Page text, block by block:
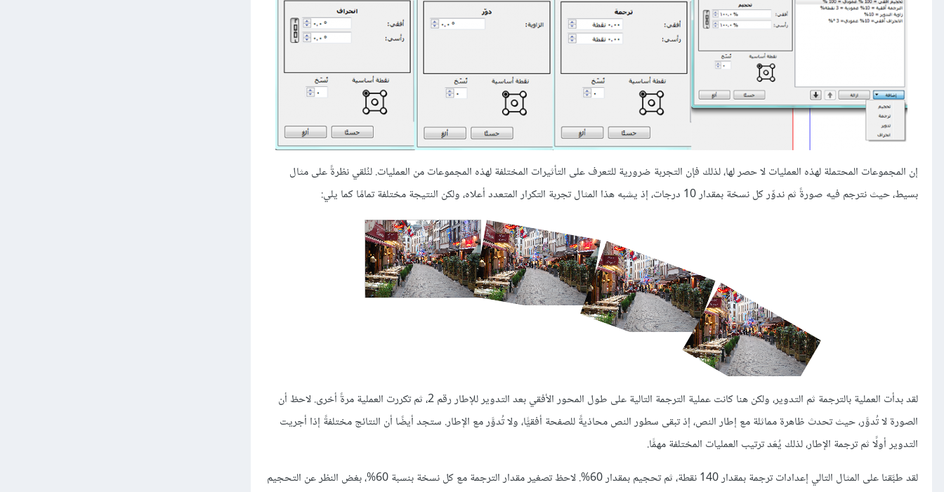
إن المجموعات المحتملة لهذه العمليات لا حصر لها، لذلك فإن التجربة ضرورية للتعرف على التأثيرات المختلفة لهذه المجموعات من العمليات. لنُلقي نظرةً على مثال
بسيط، حيث نترجم فيه صورةً ثم ندوِّر كل نسخة بمقدار 10 درجات، إذ يشبه هذا المثال تجربة التكرار المتعدد أعلاه، ولكن النتيجة مختلفة تمامًا كما يلي:
لقد بدأت العملية بالترجمة ثم التدوير، ولكن هنا كانت عملية الترجمة التالية على طول المحور الأفقي بعد التدوير للإطار رقم 2، ثم تكررت العملية مرةً أخرى. لاحظ أن
الصورة لا تُدوَّر، حيث تحدث ظاهرة مماثلة مع إطار النص، إذ تبقى سطور النص محاذيةً للصفحة أفقيًّا، ولا تُدوَّر مع الإطار. ستجد أيضًا أن النتائج مختلفةً إذا أجريت
التدوير أولًا ثم ترجمة الإطار، لذلك يُعَد ترتيب العمليات المختلفة مهمًّا.
لقد طبَّقنا على المثال التالي إعدادات ترجمة بمقدار 140 نقطة، ثم تحجيم بمقدار 60%. لاحظ تصغير مقدار الترجمة مع كل نسخة بنسبة 60%، بغض النظر عن التحجيم